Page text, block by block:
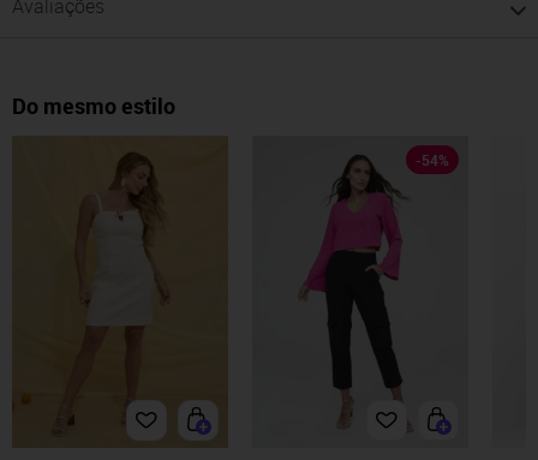
Avaliações
Do mesmo estilo
-54%